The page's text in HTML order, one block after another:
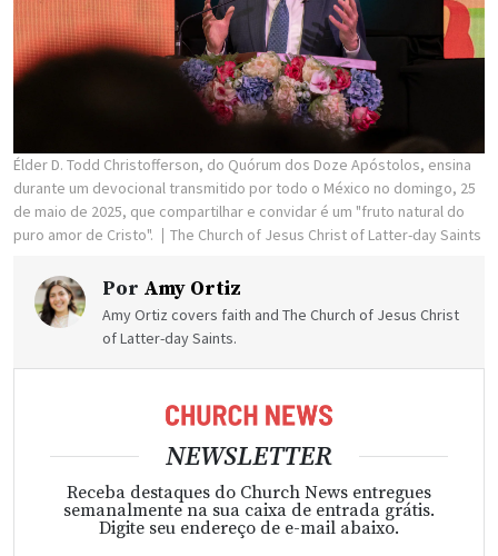
Élder D. Todd Christofferson, do Quórum dos Doze Apóstolos, ensina
durante um devocional transmitido por todo o México no domingo, 25
de maio de 2025, que compartilhar e convidar é um "fruto natural do
puro amor de Cristo".
The Church of Jesus Christ of Latter-day Saints
Por Amy Ortiz
Amy Ortiz covers faith and The Church of Jesus Christ
of Latter-day Saints.
NEWSLETTER
Receba destaques do Church News entregues
semanalmente na sua caixa de entrada grátis.
Digite seu endereço de e-mail abaixo.